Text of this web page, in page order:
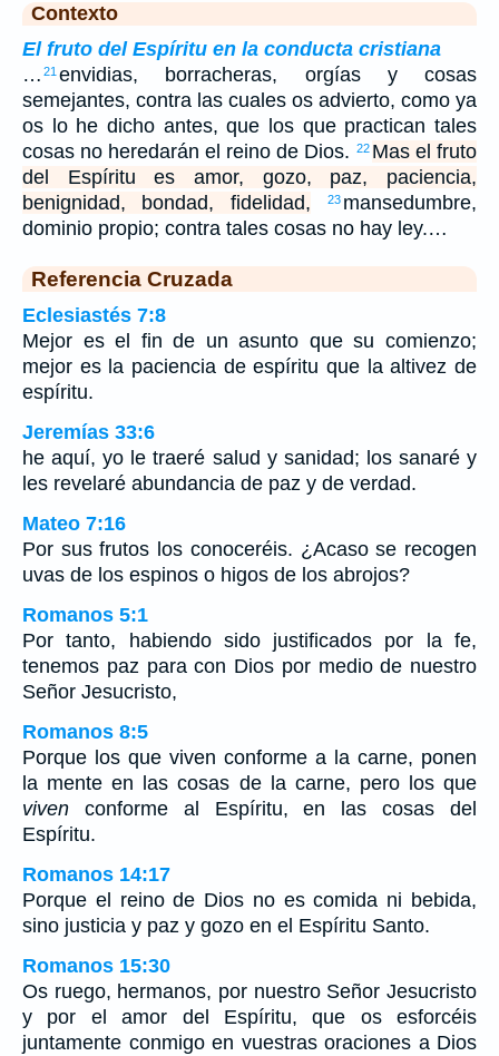
Contexto
El fruto del Espíritu en la conducta cristiana
… 21 envidias, borracheras, orgías y cosas
semejantes, contra las cuales os advierto, como ya
os lo he dicho antes, que los que practican tales
cosas no heredarán el reino de Dios. 22 Mas el fruto
del Espíritu es amor, gozo, paz, paciencia,
benignidad, bondad, fidelidad,
23 mansedumbre,
dominio propio; contra tales cosas no hay ley.…
Referencia Cruzada
Eclesiastés 7:8
Mejor es el fin de un asunto que su comienzo;
mejor es la paciencia de espíritu que la altivez de
espíritu.
Jeremías 33:6
he aquí, yo le traeré salud y sanidad; los sanaré y
les revelaré abundancia de paz y de verdad.
Mateo 7:16
Por sus frutos los conoceréis. ¿Acaso se recogen
uvas de los espinos o higos de los abrojos?
Romanos 5:1
Por tanto, habiendo sido justificados por la fe,
tenemos paz para con Dios por medio de nuestro
Señor Jesucristo,
Romanos 8:5
Porque los que viven conforme a la carne, ponen
la mente en las cosas de la carne, pero los que
viven conforme al Espíritu, en las cosas del
Espíritu.
Romanos 14:17
Porque el reino de Dios no es comida ni bebida,
sino justicia y paz y gozo en el Espíritu Santo.
Romanos 15:30
Os ruego, hermanos, por nuestro Señor Jesucristo
y por el amor del Espíritu, que os esforcéis
juntamente conmigo en vuestras oraciones a Dios